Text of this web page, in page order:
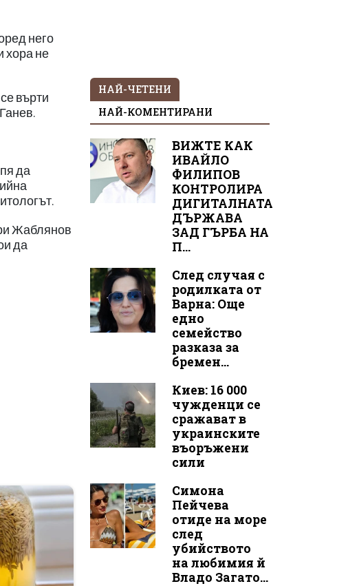
него
хора не
върти
да
Жаблянов
да
НАЙ-ЧЕТЕНИ
НАЙ-КОМЕНТИРАНИ
ВИЖТЕ КАК
ИВАЙЛО
ФИЛИПОВ
КОНТРОЛИРА
ДИГИТАЛНАТА
ДЪРЖАВА
ЗАД ГЪРБА НА
П...
След случая с
родилката от
Варна: Още
едно
семейство
разказа за
бремен...
Киев: 16 000
чужденци се
сражават в
украинските
въоръжени
сили
Симона
Пейчева
отиде на море
след
убийството
на любимия й
Владо Загато...